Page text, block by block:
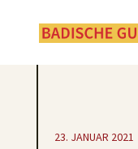
23. JANUAR 2021